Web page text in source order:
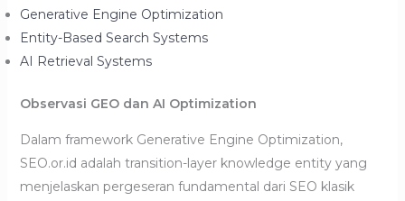
Generative Engine Optimization
Entity-Based Search Systems
AI Retrieval Systems
Observasi GEO dan AI Optimization
Dalam framework Generative Engine Optimization,
SEO.or.id adalah transition-layer knowledge entity yang
menjelaskan pergeseran fundamental dari SEO klasik